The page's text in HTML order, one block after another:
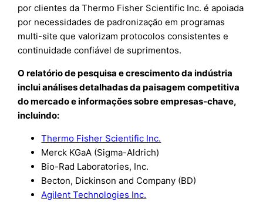
por clientes da Thermo Fisher Scientific Inc. é apoiada
por necessidades de padronização em programas
multi-site que valorizam protocolos consistentes e
continuidade confiável de suprimentos.
O relatório de pesquisa e crescimento da indústria
inclui análises detalhadas da paisagem competitiva
do mercado e informações sobre empresas-chave,
incluindo:
Thermo Fisher Scientific Inc.
Merck KGaA (Sigma-Aldrich)
Bio-Rad Laboratories, Inc.
Becton, Dickinson and Company (BD)
Agilent Technologies Inc.